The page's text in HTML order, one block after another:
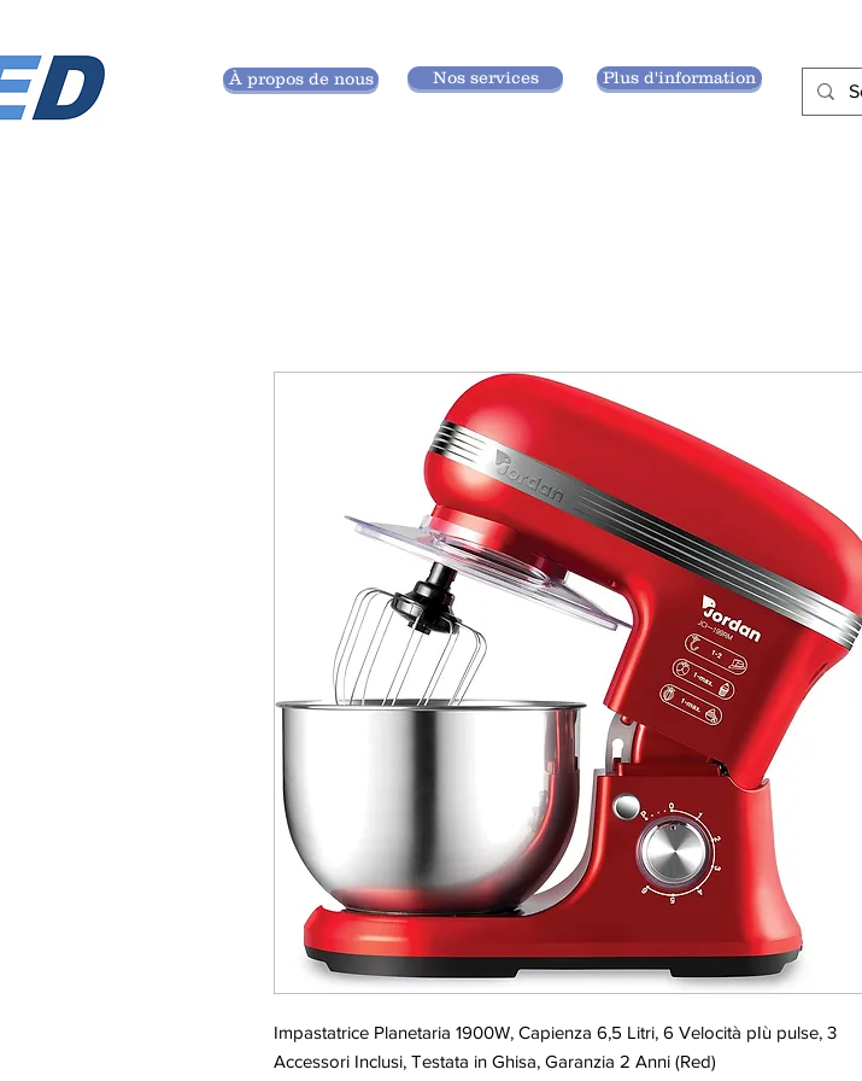
À propos de nous Nos services Plus d'information
Impastatrice Planetaria 1900W, Capienza 6,5 Litri, 6 Velocità pIù pulse, 3
Accessori Inclusi, Testata in Ghisa, Garanzia 2 Anni (Red)